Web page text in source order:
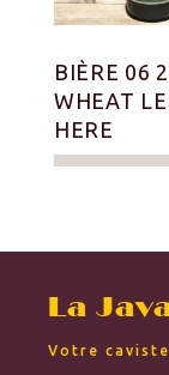
BIÈRE 06
WHEAT
HERE
La
Votre caviste